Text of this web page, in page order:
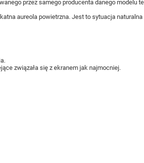
przez samego producenta danego modelu
aureola powietrzna. Jest to sytuacja naturalna
związała się z ekranem jak najmocniej.